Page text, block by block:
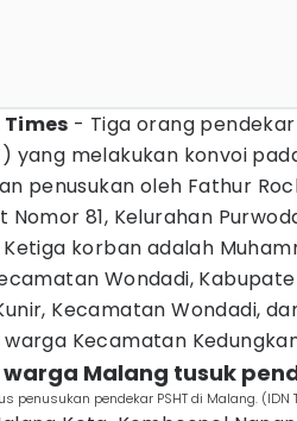
- Tiga orang
yang melakukan konvoi
penusukan oleh Fathur
Nomor 81, Kelurahan
Ketiga korban adalah
Wondadi,
Kecamatan Wondadi,
Kecamatan
warga Malang tusuk
penusukan pendekar PSHT di Malang.